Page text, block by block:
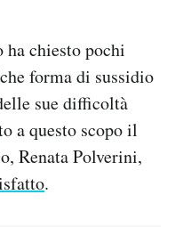
Europa
Altrecose
Mondiali calcio 2026
chiesto pochi
forma di sussidio
sue difficoltà
a questo scopo il
Renata Polverini,
.